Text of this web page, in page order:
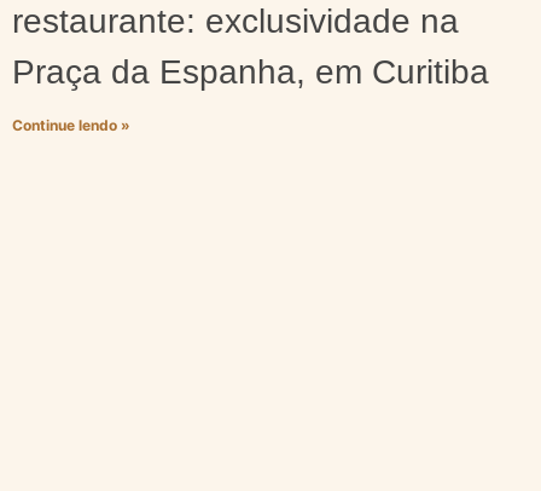
restaurante: exclusividade na
Praça da Espanha, em Curitiba
Continue lendo »